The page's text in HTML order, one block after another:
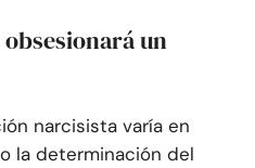
un
narcisista varía en
la determinación del